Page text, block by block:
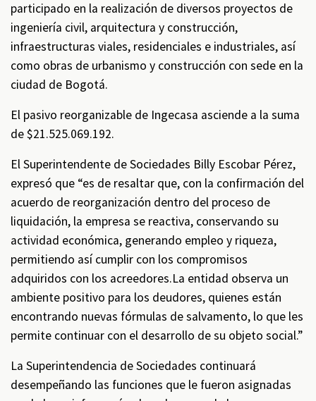
participado en la realización de diversos proyectos de
ingeniería civil, arquitectura y construcción,
infraestructuras viales, residenciales e industriales, así
como obras de urbanismo y construcción con sede en la
ciudad de Bogotá.
El pasivo reorganizable de Ingecasa asciende a la suma
de $21.525.069.192.
El Superintendente de Sociedades Billy Escobar Pérez,
expresó que “es de resaltar que, con la confirmación del
acuerdo de reorganización dentro del proceso de
liquidación, la empresa se reactiva, conservando su
actividad económica, generando empleo y riqueza,
permitiendo así cumplir con los compromisos
adquiridos con los acreedores.La entidad observa un
ambiente positivo para los deudores, quienes están
encontrando nuevas fórmulas de salvamento, lo que les
permite continuar con el desarrollo de su objeto social.”
La Superintendencia de Sociedades continuará
desempeñando las funciones que le fueron asignadas